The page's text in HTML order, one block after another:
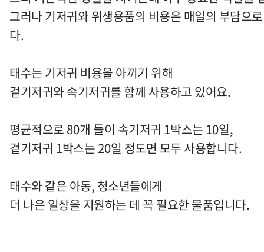
그러나 기저귀와 위생용품의 비용은 매일의 부담으
다.
태수는 기저귀 비용을 아끼기 위해
겉기저귀와 속기저귀를 함께 사용하고 있어요.
평균적으로80개 들이 속기저귀 1박스는10일,
겉기저귀 1박스는20일 정도면 모두 사용합니다.
태수와 같은 아동, 청소년들에게
더 나은 일상을 지원하는 데 꼭 필요한 물품입니다.